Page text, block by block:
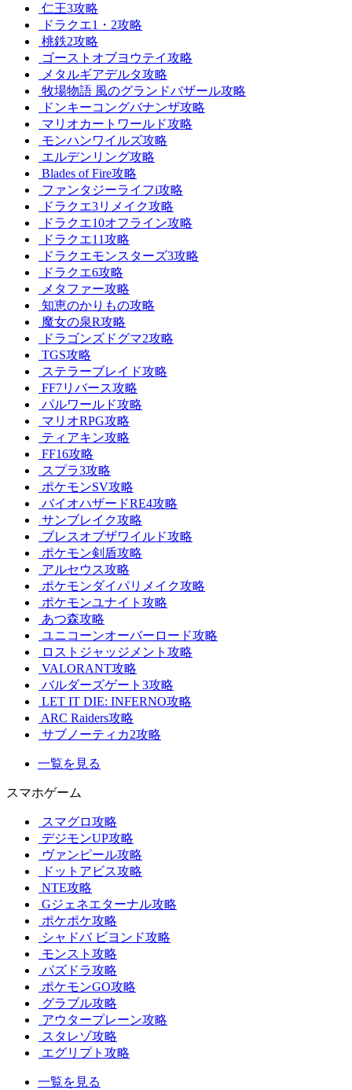
仁王3攻略
ドラクエ1・2攻略
桃鉄2攻略
ゴーストオブヨウテイ攻略
メタルギアデルタ攻略
牧場物語 風のグランドバザール攻略
ドンキーコングバナンザ攻略
マリオカートワールド攻略
モンハンワイルズ攻略
エルデンリング攻略
Blades of Fire攻略
ファンタジーライフi攻略
ドラクエ3リメイク攻略
ドラクエ10オフライン攻略
ドラクエ11攻略
ドラクエモンスターズ3攻略
ドラクエ6攻略
メタファー攻略
知恵のかりもの攻略
魔女の泉R攻略
ドラゴンズドグマ2攻略
TGS攻略
ステラーブレイド攻略
FF7リバース攻略
パルワールド攻略
マリオRPG攻略
ティアキン攻略
FF16攻略
スプラ3攻略
ポケモンSV攻略
バイオハザードRE4攻略
サンブレイク攻略
ブレスオブザワイルド攻略
ポケモン剣盾攻略
アルセウス攻略
ポケモンダイパリメイク攻略
ポケモンユナイト攻略
あつ森攻略
ユニコーンオーバーロード攻略
ロストジャッジメント攻略
VALORANT攻略
バルダーズゲート3攻略
LET IT DIE: INFERNO攻略
ARC Raiders攻略
サブノーティカ2攻略
一覧を見る
スマホゲーム
スマグロ攻略
デジモンUP攻略
ヴァンピール攻略
ドットアビス攻略
NTE攻略
Gジェネエターナル攻略
ポケポケ攻略
シャドバ ビヨンド攻略
モンスト攻略
パズドラ攻略
ポケモンGO攻略
グラブル攻略
アウタープレーン攻略
スタレゾ攻略
エグリプト攻略
一覧を見る